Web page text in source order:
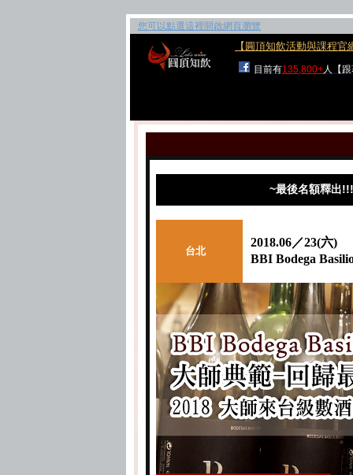
您可以點選這裡開啟網頁瀏覽
【圓頂知飲活動與課程官
目前有135,800+人【
~最後名額釋出
台北
2018.06／23(六)
BBI Bodega